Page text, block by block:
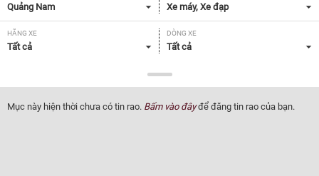
Quảng Nam Xe máy, Xe đạp
HÃNG XE
Tất cả
DÒNG XE
Tất cả
Xe cũ
Mục này hiện thời chưa có tin rao. Bấm vào đâyđể đăng tin rao của bạn.